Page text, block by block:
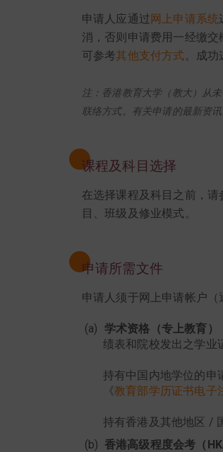
申请人应通过网上申请系统
消，否则申请费用一经缴
可参考其他支付方式 。成功
注：香港教育大学（教大）从
联络方式。有关申请的最新资
课程及科目选择
在选择课程及科目之前，
目、班级及修业模式。
申请所需文件
申请人须于网上申请帐户（
学术资格（专上教育）
绩表和院校发出之学业
持有中国内地学位的申
《教育部学历证书电子
持有香港及其他地区 /
香港高级程度会考（